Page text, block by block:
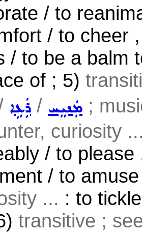
/ to
/ to cheer
/ to be a balm
of ; 5)
ܪܲܥܹܐ / ܡܲܢܝܸܚ ;
curiosity
/ to
/ to
... : to
transitive ;